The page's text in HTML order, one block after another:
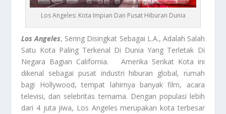
Los Angeles: Kota Impian Dan Pusat Hiburan Dunia
Los Angeles, Sering Disingkat Sebagai L.A., Adalah Salah
Satu Kota Paling Terkenal Di Dunia Yang Terletak Di
Negara Bagian California. Amerika Serikat Kota ini
dikenal sebagai pusat industri hiburan global, rumah
bagi Hollywood, tempat lahirnya banyak film, acara
televisi, dan selebritas ternama. Dengan populasi lebih
dari 4 juta jiwa, Los Angeles merupakan kota terbesar